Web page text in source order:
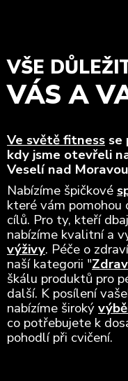
VŠE
VÁS A
Ve světě fitness se
kdy jsme otevřeli
Veselí nad
Nabízíme špičkové
které vám pomohou
cílů. Pro ty, kteří
nabízíme kvalitní a
výživy. Péče o
naší kategorii "
škálu produktů pro
další. K posílení
nabízíme široký
co potřebujete k
pohodlí při cvičení.